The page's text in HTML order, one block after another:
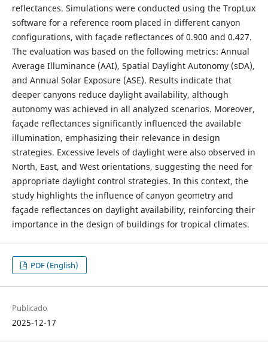
reflectances. Simulations were conducted using the TropLux
software for a reference room placed in different canyon
configurations, with façade reflectances of 0.900 and 0.427.
The evaluation was based on the following metrics: Annual
Average Illuminance (AAI), Spatial Daylight Autonomy (sDA),
and Annual Solar Exposure (ASE). Results indicate that
deeper canyons reduce daylight availability, although
autonomy was achieved in all analyzed scenarios. Moreover,
façade reflectances significantly influenced the available
illumination, emphasizing their relevance in design
strategies. Excessive levels of daylight were also observed in
North, East, and West orientations, suggesting the need for
appropriate daylight control strategies. In this context, the
study highlights the influence of canyon geometry and
façade reflectances on daylight availability, reinforcing their
importance in the design of buildings for tropical climates.
PDF (English)
Publicado
2025-12-17